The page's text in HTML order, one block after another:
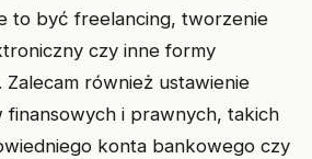
to być freelancing, tworzenie
czy inne formy
Zalecam również ustawienie
finansowych i prawnych, takich
konta bankowego czy